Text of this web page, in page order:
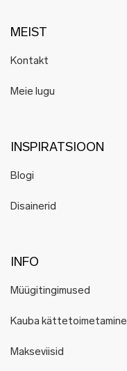
MEIST
Kontakt
Meie lugu
INSPIRATSIOON
Blogi
Disainerid
INFO
Müügitingimused
Kauba kättetoimetamine
Makseviisid